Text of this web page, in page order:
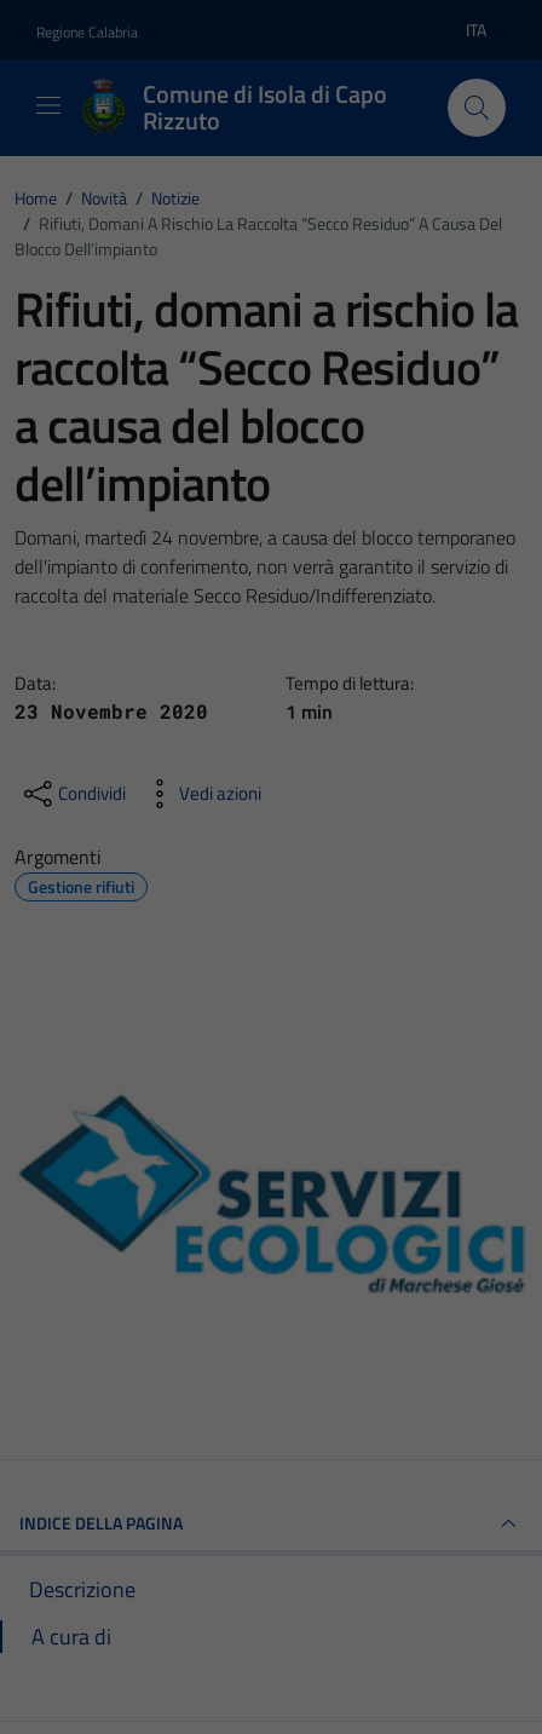
Regione Calabria Lingua
ITA
Comune di Isola di Capo
Rizzuto
Home / Novità / Notizie
/ Rifiuti, Domani A Rischio La Raccolta “Secco Residuo” A Causa Del
Blocco Dell’impianto
Rifiuti, domani a rischio la
raccolta “Secco Residuo”
a causa del blocco
dell’impianto
Domani, martedì 24 novembre, a causa del blocco temporaneo
dell'impianto di conferimento, non verrà garantito il servizio di
raccolta del materiale Secco Residuo/Indifferenziato.
Data:
23 Novembre 2020
Tempo di lettura:
1 min
Condividi Vedi azioni
Argomenti
Gestione rifiuti
INDICE DELLA PAGINA
Descrizione
A cura di